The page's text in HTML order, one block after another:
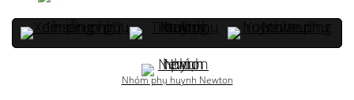
Nhóm phụ huynh Newton